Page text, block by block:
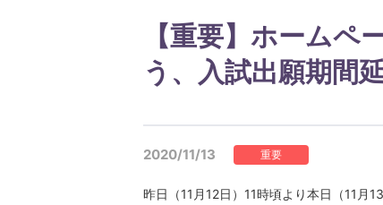
宗学専攻
【重要】ホームペ
う、入試出願期間
2020/11/13 重要
昨日（11月12日）11時頃より本日（11月